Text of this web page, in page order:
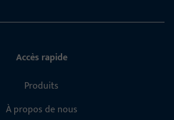
Accès rapide
Produits
À propos de nous